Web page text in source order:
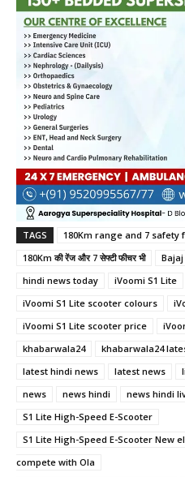
TAGS
180Km range and 7 safety
180Km की रेंज और 7 सेफ्टी फीचर भी
Bajaj
hindi news today
iVoomi S1 Lite
iVoomi S1 Lite scooter colours
iVoomi S1 Lite scooter price
khabarwala24
khabarwala24
latest hindi news
latest news
news
news hindi
news hindi
S1 Lite High-Speed E-Scooter
S1 Lite High-Speed ​​E-Scooter New
compete with Ola